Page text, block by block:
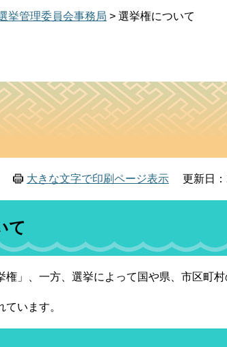
挙管理委員会事務局 > 選挙権について
大きな文字で印刷ページ表示 更新日
て
」、一方、選挙によって国や県、市区町村
います。